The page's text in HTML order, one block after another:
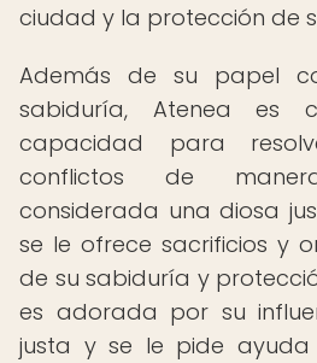
ciudad y la protección de
Además de su papel
sabiduría, Atenea es
capacidad para
conflictos de
considerada una diosa
se le ofrece sacrificios y
de su sabiduría y
es adorada por su
justa y se le pide